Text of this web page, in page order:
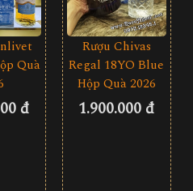
Quà
đ
Rượu Chivas
Regal 18YO Blue
Hộp Quà 2026
1.900.000 đ